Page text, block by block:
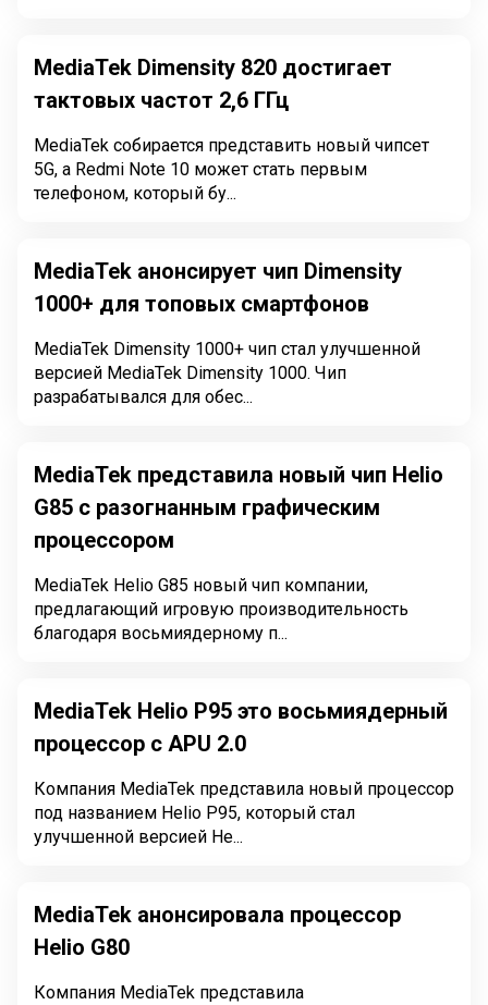
MediaTek Dimensity 820 достигает
тактовых частот 2,6 ГГц
MediaTek собирается представить новый чипсет
5G, а Redmi Note 10 может стать первым
телефоном, который бу...
MediaTek анонсирует чип Dimensity
1000+ для топовых смартфонов
MediaTek Dimensity 1000+ чип стал улучшенной
версией MediaTek Dimensity 1000. Чип
разрабатывался для обес...
MediaTek представила новый чип Helio
G85 с разогнанным графическим
процессором
MediaTek Helio G85 новый чип компании,
предлагающий игровую производительность
благодаря восьмиядерному п...
MediaTek Helio P95 это восьмиядерный
процессор с APU 2.0
Компания MediaTek представила новый процессор
под названием Helio P95, который стал
улучшенной версией He...
MediaTek анонсировала процессор
Helio G80
Компания MediaTek представила